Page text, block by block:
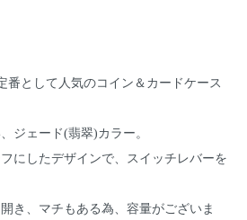
番として人気のコイン＆カードケース
ジェード(翡翠)カラー。
にしたデザインで、スイッチレバーを
き、マチもある為、容量がございま